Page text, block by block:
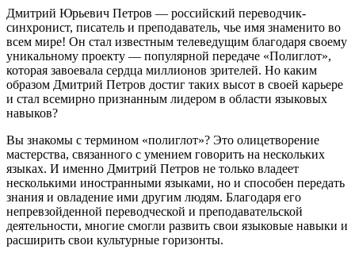
Дмитрий Юрьевич Петров — российский переводчик-
синхронист, писатель и преподаватель, чье имя знаменито во
всем мире! Он стал известным телеведущим благодаря своему
уникальному проекту — популярной передаче «Полиглот»,
которая завоевала сердца миллионов зрителей. Но каким
образом Дмитрий Петров достиг таких высот в своей карьере
и стал всемирно признанным лидером в области языковых
навыков?
Вы знакомы с термином «полиглот»? Это олицетворение
мастерства, связанного с умением говорить на нескольких
языках. И именно Дмитрий Петров не только владеет
несколькими иностранными языками, но и способен передать
знания и овладение ими другим людям. Благодаря его
непревзойденной переводческой и преподавательской
деятельности, многие смогли развить свои языковые навыки и
расширить свои культурные горизонты.